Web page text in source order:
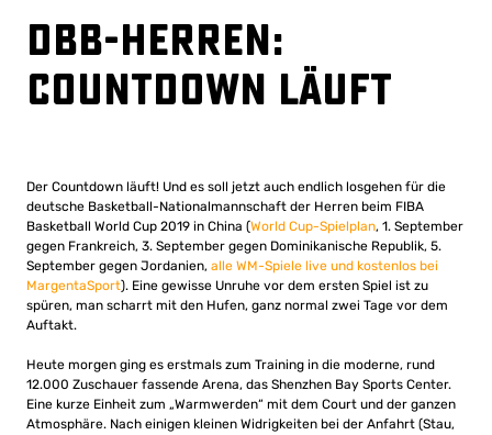
DBB-Herren:
Countdown läuft
Der Countdown läuft! Und es soll jetzt auch endlich losgehen für die
deutsche Basketball-Nationalmannschaft der Herren beim FIBA
Basketball World Cup 2019 in China (World Cup-Spielplan, 1. September
gegen Frankreich, 3. September gegen Dominikanische Republik, 5.
September gegen Jordanien, alle WM-Spiele live und kostenlos bei
MargentaSport). Eine gewisse Unruhe vor dem ersten Spiel ist zu
spüren, man scharrt mit den Hufen, ganz normal zwei Tage vor dem
Auftakt.
Heute morgen ging es erstmals zum Training in die moderne, rund
12.000 Zuschauer fassende Arena, das Shenzhen Bay Sports Center.
Eine kurze Einheit zum „Warmwerden“ mit dem Court und der ganzen
Atmosphäre. Nach einigen kleinen Widrigkeiten bei der Anfahrt (Stau,